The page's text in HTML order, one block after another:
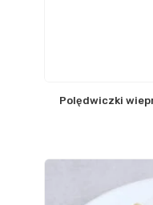
Polędwiczki